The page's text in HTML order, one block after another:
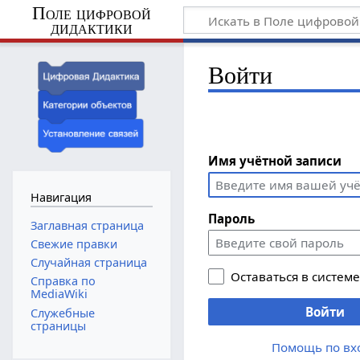
Поле цифровой
дидактики
Войти
Имя учётной записи
Пароль
Оставаться в системе
Войти
Помощь по
Навигация
Заглавная страница
Свежие правки
Случайная страница
Справка по
MediaWiki
Служебные
страницы